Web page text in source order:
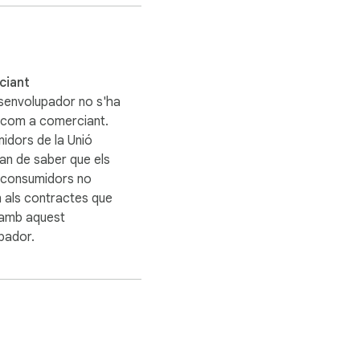
sense obrir ni
ofereix als no
i els executius
no s'ha
a comerciant.
de la Unió
de saber que els
no
als contractes que
aquest